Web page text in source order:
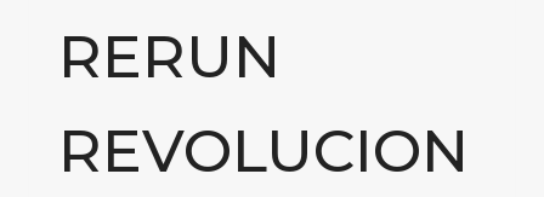
RERUN
REVOLUCION